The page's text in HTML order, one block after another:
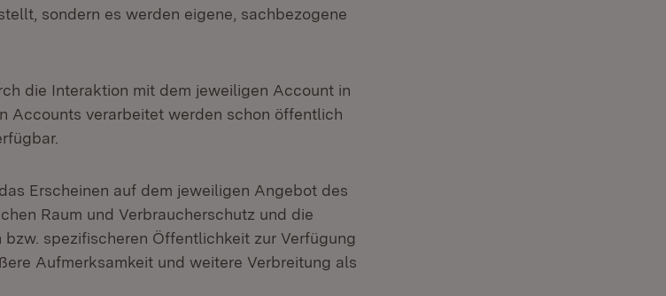
sondern es werden eigene, sachbezogene
die Interaktion mit dem jeweiligen Account in
Accounts verarbeitet werden schon öffentlich
Erscheinen auf dem jeweiligen Angebot des
Raum und Verbraucherschutz und die
spezifischeren Öffentlichkeit zur Verfügung
Aufmerksamkeit und weitere Verbreitung als